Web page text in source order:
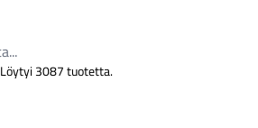
Löytyi 3087 tuotetta.